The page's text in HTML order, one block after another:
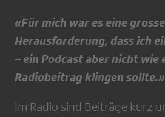
«Für mich war es eine grosse
Herausforderung, dass ich
– ein Podcast aber nicht wie
Radiobeitrag klingen sollte.»
Im Radio sind Beiträge kurz